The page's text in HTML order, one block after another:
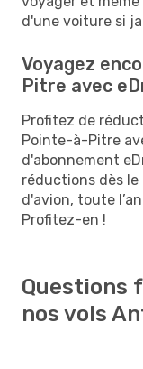
d'une voiture si
Voyagez
Pitre avec
Profitez de
Pointe-à-Pitre
d'abonnement
réductions dès
d'avion, toute
Profitez-en !
Questions
nos vols